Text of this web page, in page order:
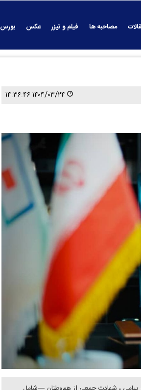
مصاحبه ها فیلم و تیزر عکس بورس
۱۴۰۴/۰۳/۲۴ ۱۴:۳۶:۴۶